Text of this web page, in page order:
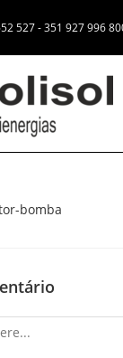
527 - 351 927 996
bomba